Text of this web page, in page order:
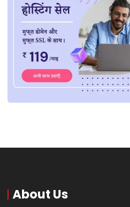
About Us